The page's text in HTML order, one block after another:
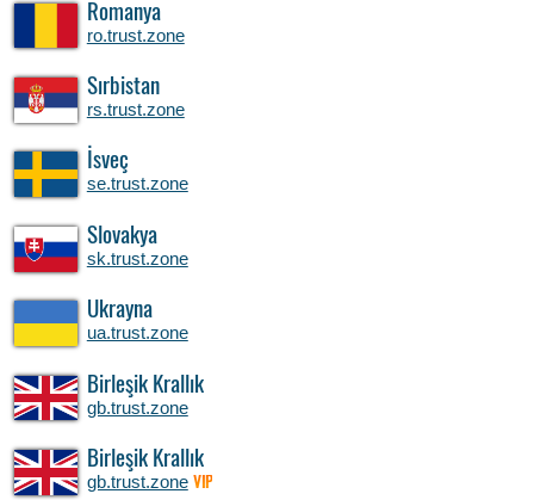
Romanya
ro.trust.zone
Sırbistan
rs.trust.zone
İsveç
se.trust.zone
Slovakya
sk.trust.zone
Ukrayna
ua.trust.zone
Birleşik Krallık
gb.trust.zone
Birleşik Krallık
gb.trust.zone VIP